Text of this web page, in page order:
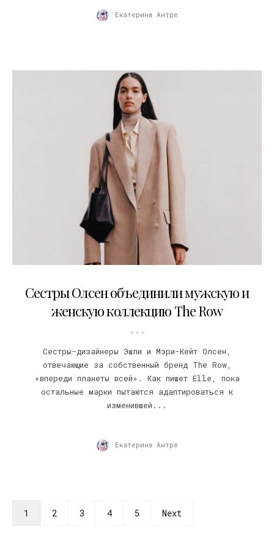
Екатерина Антре
Сестры Олсен объединили мужскую и
женскую коллекцию The Row
Сестры-дизайнеры Эшли и Мэри-Кейт Олсен,
отвечающие за собственный бренд The Row,
«впереди планеты всей». Как пишет Elle, пока
остальные марки пытаются адаптироваться к
изменившей...
Екатерина Антре
1 2 3 4 5 Next